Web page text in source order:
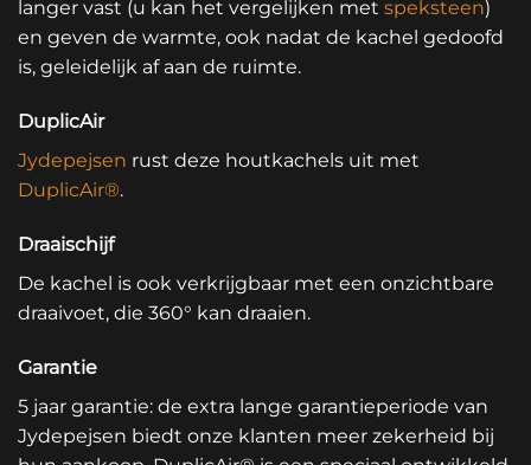
langer vast (u kan het vergelijken met speksteen)
en geven de warmte, ook nadat de kachel gedoofd
is, geleidelijk af aan de ruimte.
DuplicAir
Jydepejsen rust deze houtkachels uit met
DuplicAir®.
Draaischijf
De kachel is ook verkrijgbaar met een onzichtbare
draaivoet, die 360° kan draaien.
Garantie
5 jaar garantie: de extra lange garantieperiode van
Jydepejsen biedt onze klanten meer zekerheid bij